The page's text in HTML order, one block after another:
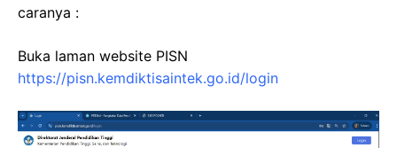
caranya :
Buka laman website PISN
https://pisn.kemdiktisaintek.go.id/login